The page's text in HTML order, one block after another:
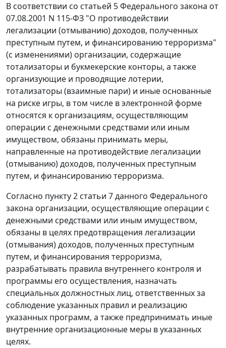
В соответствии со статьей 5 Федерального закона от
07.08.2001 N 115-ФЗ "О противодействии
легализации (отмыванию) доходов, полученных
преступным путем, и финансированию терроризма"
(с изменениями) организации, содержащие
тотализаторы и букмекерские конторы, а также
организующие и проводящие лотерии,
тотализаторы (взаимные пари) и иные основанные
на риске игры, в том числе в электронной форме
относятся к организациям, осуществляющим
операции с денежными средствами или иным
имуществом, обязаны принимать меры,
направленные на противодействие легализации
(отмыванию) доходов, полученных преступным
путем, и финансированию терроризма.
Согласно пункту 2 статьи 7 данного Федерального
закона организации, осуществляющие операции с
денежными средствами или иным имуществом,
обязаны в целях предотвращения легализации
(отмывания) доходов, полученных преступным
путем, и финансирования терроризма,
разрабатывать правила внутреннего контроля и
программы его осуществления, назначать
специальных должностных лиц, ответственных за
соблюдение указанных правил и реализацию
указанных программ, а также предпринимать иные
внутренние организационные меры в указанных
целях.